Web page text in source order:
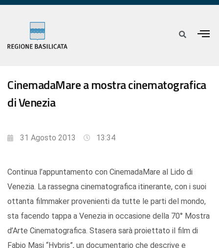
CinemadaMare a mostra cinematografica
di Venezia
31 Agosto 2013 13:34
Continua l’appuntamento con CinemadaMare al Lido di
Venezia. La rassegna cinematografica itinerante, con i suoi
ottanta filmmaker provenienti da tutte le parti del mondo,
sta facendo tappa a Venezia in occasione della 70° Mostra
d’Arte Cinematografica. Stasera sarà proiettato il film di
Fabio Masi “Hybris”, un documentario che descrive e